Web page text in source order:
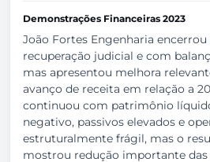
Demonstrações Financeiras 2023
João Fortes Engenharia encerrou
recuperação judicial e com
mas apresentou melhora
avanço de receita em relação a
continuou com patrimônio
negativo, passivos elevados e
estruturalmente frágil, mas o
mostrou redução importante das